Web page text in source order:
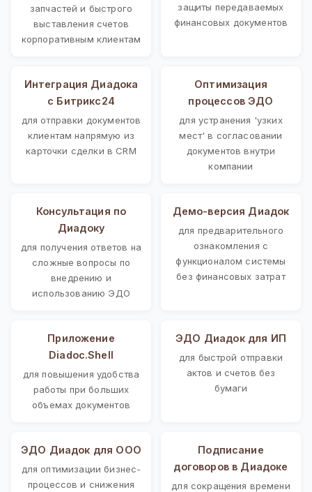
запчастей и быстрого
выставления счетов
корпоративным клиентам
защиты передаваемых
финансовых документов
Интеграция Диадока
с Битрикс24
для отправки документов
клиентам напрямую из
карточки сделки в CRM
Оптимизация
процессов ЭДО
для устранения 'узких
мест' в согласовании
документов внутри
компании
Консультация по
Диадоку
для получения ответов на
сложные вопросы по
внедрению и
использованию ЭДО
Демо-версия Диадок
для предварительного
ознакомления с
функционалом системы
без финансовых затрат
Приложение
Diadoc.Shell
для повышения удобства
работы при больших
объемах документов
ЭДО Диадок для ИП
для быстрой отправки
актов и счетов без
бумаги
ЭДО Диадок для ООО
для оптимизации бизнес-
процессов и снижения
Подписание
договоров в Диадоке
для сокращения времени